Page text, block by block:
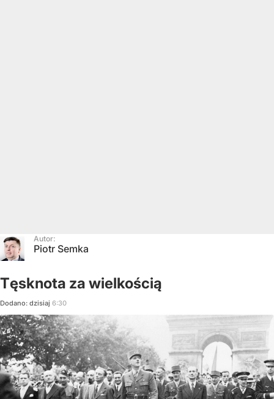
Autor:
Piotr Semka
Tęsknota za wielkością
Dodano: dzisiaj 6:30